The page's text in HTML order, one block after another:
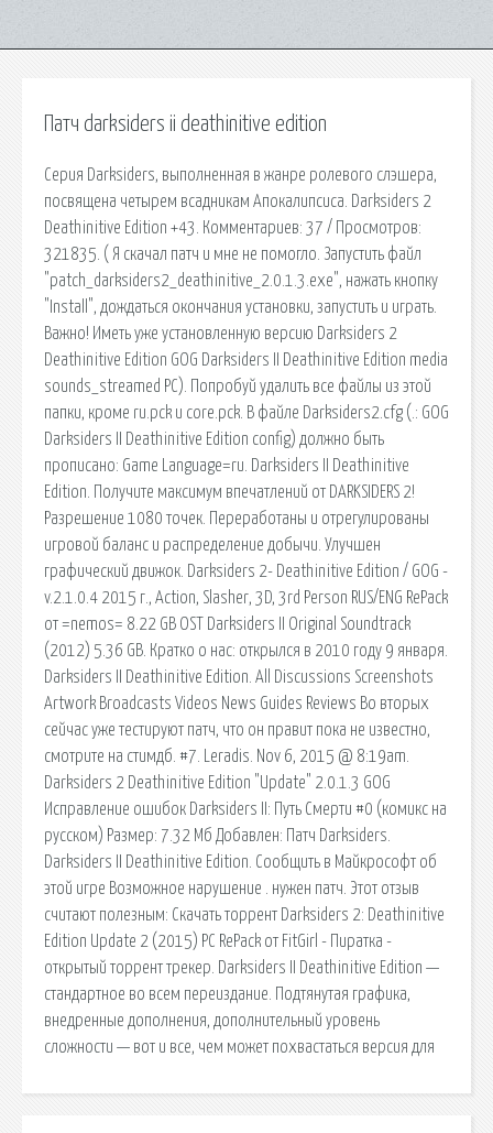
Патч darksiders ii deathinitive edition
Серия Darksiders, выполненная в жанре ролевого слэшера,
посвящена четырем всадникам Апокалипсиса. Darksiders 2
Deathinitive Edition +43. Комментариев: 37 / Просмотров:
321835. ( Я скачал патч и мне не помогло. Запустить файл
"patch_darksiders2_deathinitive_2.0.1.3.exe", нажать кнопку
"Install", дождаться окончания установки, запустить и играть.
Важно! Иметь уже установленную версию Darksiders 2
Deathinitive Edition GOG Darksiders II Deathinitive Edition media
sounds_streamed PC). Попробуй удалить все файлы из этой
папки, кроме ru.pck и core.pck. В файле Darksiders2.cfg (.: GOG
Darksiders II Deathinitive Edition config) должно быть
прописано: Game Language=ru. Darksiders II Deathinitive
Edition. Получите максимум впечатлений от DARKSIDERS 2!
Разрешение 1080 точек. Переработаны и отрегулированы
игровой баланс и распределение добычи. Улучшен
графический движок. Darksiders 2- Deathinitive Edition / GOG -
v.2.1.0.4 2015 г., Action, Slasher, 3D, 3rd Person RUS/ENG RePack
от =nemos= 8.22 GB OST Darksiders II Original Soundtrack
(2012) 5.36 GB. Кратко о нас: открылся в 2010 году 9 января.
Darksiders II Deathinitive Edition. All Discussions Screenshots
Artwork Broadcasts Videos News Guides Reviews Во вторых
сейчас уже тестируют патч, что он правит пока не известно,
смотрите на стимдб. #7. Leradis. Nov 6, 2015 @ 8:19am.
Darksiders 2 Deathinitive Edition "Update" 2.0.1.3 GOG
Исправление ошибок Darksiders II: Путь Смерти #0 (комикс на
русском) Размер: 7.32 Мб Добавлен: Патч Darksiders.
Darksiders II Deathinitive Edition. Сообщить в Майкрософт об
этой игре Возможное нарушение . нужен патч. Этот отзыв
считают полезным: Скачать торрент Darksiders 2: Deathinitive
Edition Update 2 (2015) PC RePack от FitGirl - Пиратка -
открытый торрент трекер. Darksiders II Deathinitive Edition —
стандартное во всем переиздание. Подтянутая графика,
внедренные дополнения, дополнительный уровень
сложности — вот и все, чем может похвастаться версия для